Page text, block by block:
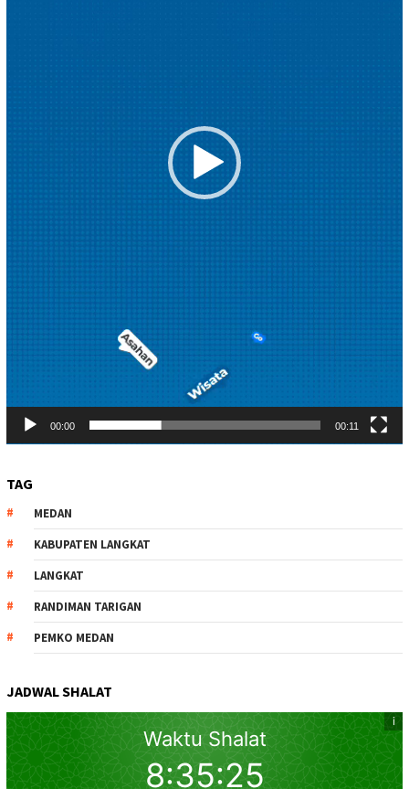
00:00 00:11
TAG
MEDAN
KABUPATEN LANGKAT
LANGKAT
RANDIMAN TARIGAN
PEMKO MEDAN
JADWAL SHALAT